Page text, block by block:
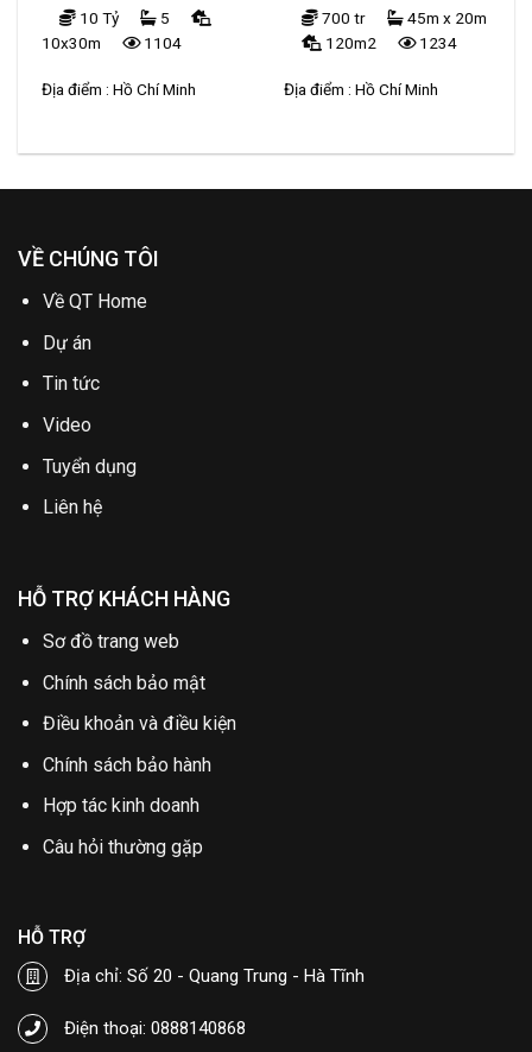
10 Tỷ
5
10x30m
1104
Địa điểm : Hồ Chí Minh
700 tr
45m x 20m
120m2
1234
Địa điểm : Hồ Chí Minh
VỀ CHÚNG TÔI
Về QT Home
Dự án
Tin tức
Video
Tuyển dụng
Liên hệ
HỖ TRỢ KHÁCH HÀNG
Sơ đồ trang web
Chính sách bảo mật
Điều khoản và điều kiện
Chính sách bảo hành
Hợp tác kinh doanh
Câu hỏi thường gặp
HỖ TRỢ
Địa chỉ: Số 20 - Quang Trung - Hà Tĩnh
Điện thoại: 0888140868